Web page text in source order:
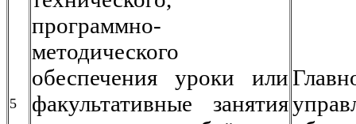
5
программно-
методического
обеспечения уроки или
факультативные занятия